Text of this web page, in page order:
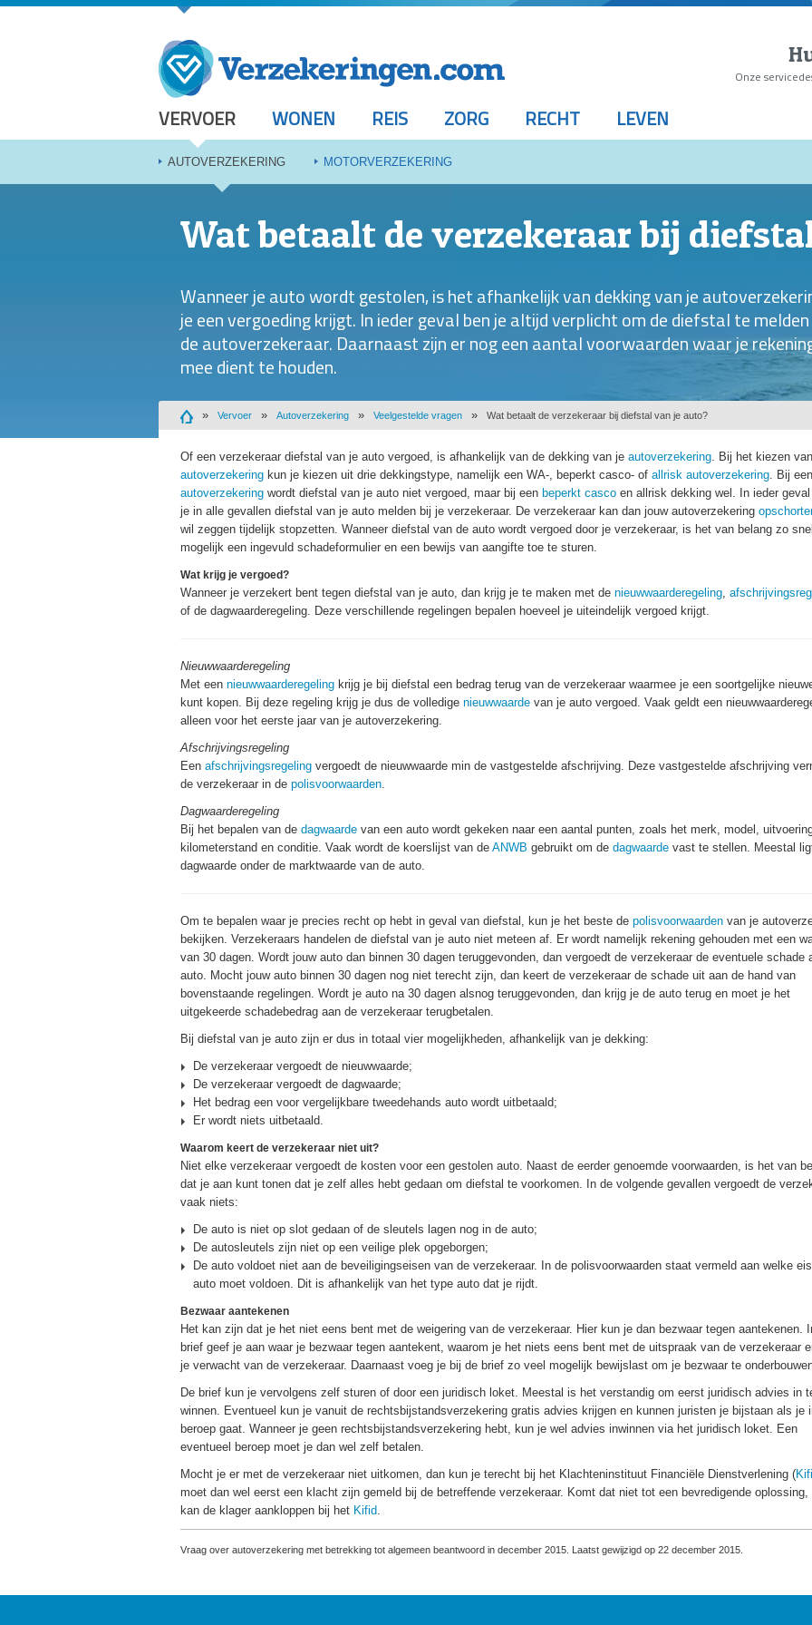
Onze
VERVOER WONEN REIS ZORG RECHT LEVEN
AUTOVERZEKERING MOTORVERZEKERING
Wat betaalt de verzekeraar bij
Wanneer je auto wordt gestolen, is het afhankelijk van dekking van je
je een vergoeding krijgt. In ieder geval ben je altijd verplicht om de diefstal te
de autoverzekeraar. Daarnaast zijn er nog een aantal voorwaarden waar je
mee dient te houden.
Vervoer Autoverzekering Veelgestelde vragen Wat betaalt de verzekeraar bij diefstal van je auto?
Of een verzekeraar diefstal van je auto vergoed, is afhankelijk van de dekking van je autoverzekering. Bij het kiezen
autoverzekering kun je kiezen uit drie dekkingstype, namelijk een WA-, beperkt casco- of allrisk autoverzekering. Bij een
autoverzekering wordt diefstal van je auto niet vergoed, maar bij een beperkt casco en allrisk dekking wel. In ieder
je in alle gevallen diefstal van je auto melden bij je verzekeraar. De verzekeraar kan dan jouw autoverzekering
wil zeggen tijdelijk stopzetten. Wanneer diefstal van de auto wordt vergoed door je verzekeraar, is het van belang zo snel
mogelijk een ingevuld schadeformulier en een bewijs van aangifte toe te sturen.
Wat krijg je vergoed?
Wanneer je verzekert bent tegen diefstal van je auto, dan krijg je te maken met de nieuwwaarderegeling,
of de dagwaarderegeling. Deze verschillende regelingen bepalen hoeveel je uiteindelijk vergoed krijgt.
Nieuwwaarderegeling
Met een nieuwwaarderegeling krijg je bij diefstal een bedrag terug van de verzekeraar waarmee je een soortgelijke
kunt kopen. Bij deze regeling krijg je dus de volledige nieuwwaarde van je auto vergoed. Vaak geldt een
alleen voor het eerste jaar van je autoverzekering.
Afschrijvingsregeling
Een afschrijvingsregeling vergoedt de nieuwwaarde min de vastgestelde afschrijving. Deze vastgestelde afschrijving
de verzekeraar in de polisvoorwaarden.
Dagwaarderegeling
Bij het bepalen van de dagwaarde van een auto wordt gekeken naar een aantal punten, zoals het merk, model,
kilometerstand en conditie. Vaak wordt de koerslijst van de ANWB gebruikt om de dagwaarde vast te stellen. Meestal
dagwaarde onder de marktwaarde van de auto.
Om te bepalen waar je precies recht op hebt in geval van diefstal, kun je het beste de polisvoorwaarden van je
bekijken. Verzekeraars handelen de diefstal van je auto niet meteen af. Er wordt namelijk rekening gehouden met een
van 30 dagen. Wordt jouw auto dan binnen 30 dagen teruggevonden, dan vergoedt de verzekeraar de eventuele schade
auto. Mocht jouw auto binnen 30 dagen nog niet terecht zijn, dan keert de verzekeraar de schade uit aan de hand van
bovenstaande regelingen. Wordt je auto na 30 dagen alsnog teruggevonden, dan krijg je de auto terug en moet je het
uitgekeerde schadebedrag aan de verzekeraar terugbetalen.
Bij diefstal van je auto zijn er dus in totaal vier mogelijkheden, afhankelijk van je dekking:
De verzekeraar vergoedt de nieuwwaarde;
De verzekeraar vergoedt de dagwaarde;
Het bedrag een voor vergelijkbare tweedehands auto wordt uitbetaald;
Er wordt niets uitbetaald.
Waarom keert de verzekeraar niet uit?
Niet elke verzekeraar vergoedt de kosten voor een gestolen auto. Naast de eerder genoemde voorwaarden, is het van
dat je aan kunt tonen dat je zelf alles hebt gedaan om diefstal te voorkomen. In de volgende gevallen vergoedt de
vaak niets:
De auto is niet op slot gedaan of de sleutels lagen nog in de auto;
De autosleutels zijn niet op een veilige plek opgeborgen;
De auto voldoet niet aan de beveiligingseisen van de verzekeraar. In de polisvoorwaarden staat vermeld aan welke
auto moet voldoen. Dit is afhankelijk van het type auto dat je rijdt.
Bezwaar aantekenen
Het kan zijn dat je het niet eens bent met de weigering van de verzekeraar. Hier kun je dan bezwaar tegen aantekenen.
brief geef je aan waar je bezwaar tegen aantekent, waarom je het niets eens bent met de uitspraak van de verzekeraar
je verwacht van de verzekeraar. Daarnaast voeg je bij de brief zo veel mogelijk bewijslast om je bezwaar te
De brief kun je vervolgens zelf sturen of door een juridisch loket. Meestal is het verstandig om eerst juridisch advies in
winnen. Eventueel kun je vanuit de rechtsbijstandsverzekering gratis advies krijgen en kunnen juristen je bijstaan als je
beroep gaat. Wanneer je geen rechtsbijstandsverzekering hebt, kun je wel advies inwinnen via het juridisch loket. Een
eventueel beroep moet je dan wel zelf betalen.
Mocht je er met de verzekeraar niet uitkomen, dan kun je terecht bij het Klachteninstituut Financiële Dienstverlening (
moet dan wel eerst een klacht zijn gemeld bij de betreffende verzekeraar. Komt dat niet tot een bevredigende oplossing,
kan de klager aankloppen bij het Kifid.
Vraag over autoverzekering met betrekking tot algemeen beantwoord in december 2015. Laatst gewijzigd op 22 december 2015.